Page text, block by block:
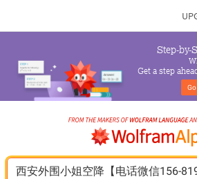
Step-by-
Get a step
Go
西安外围小姐空降【电话微信156-